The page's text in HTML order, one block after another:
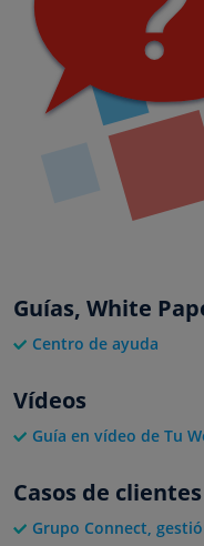
Guías, White
Centro de ayuda
Vídeos
Guía en vídeo de Tu
Casos de clientes
Grupo Connect,